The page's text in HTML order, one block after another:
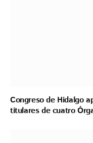
Congreso de Hidalgo
titulares de cuatro